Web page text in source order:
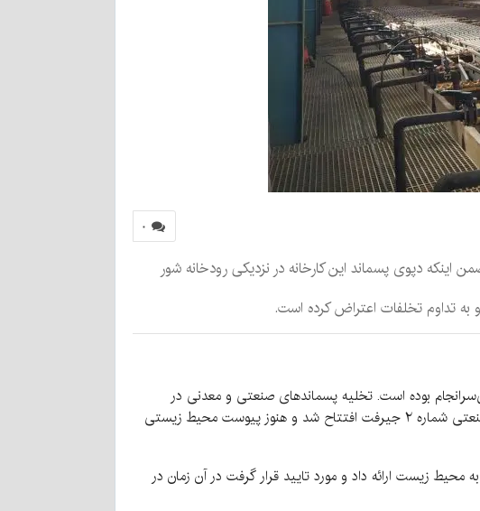
۰
دپوی پسماند این کارخانه در نزدیکی رودخانه شور
به تداوم تخلفات اعتراض کرده است.
بوده است. تخلیه پسماندهای صنعتی و معدنی در
حاشیه رودخانه‌ها ممنوع است اما اخطارهای بسیار به «کارخانه مس کاتد امید سبزواران» که خرداد ۹۸ در شهرک صنعتی شماره ۲ جیرفت افتتاح شد و هنوز پیوست محیط زیستی
گفت: در سال ۹۸ شرکت کاتد مس طرح ارزیابی به محیط زیست ارائه داد و مورد تایید قرار گرفت در آن زمان در